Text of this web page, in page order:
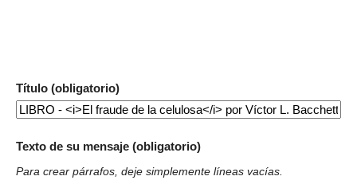
Título (obligatorio)
Texto de su mensaje (obligatorio)
Para crear párrafos, deje simplemente líneas vacías.